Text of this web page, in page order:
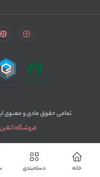
خانه دسته‌بندی
تمامی حقوق مادی و معنوی
فروشگاه آنلاین فارس